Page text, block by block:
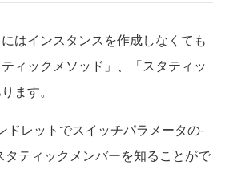
はインスタンスを作成しなくても
ィックメソッド」、「スタティッ
ます。
ドレットでスイッチパラメータの-
ティックメンバーを知ることがで